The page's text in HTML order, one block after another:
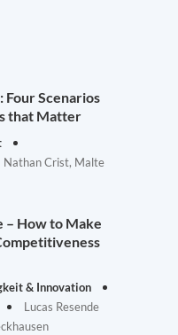
Four Scenarios
that Matter
Nathan Crist, Malte
– How to Make
& Innovation
Lucas Resende